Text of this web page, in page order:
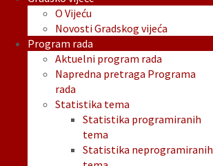
O Vijeću
Novosti Gradskog vijeća
Program rada
Aktuelni program rada
Napredna pretraga Programa
rada
Statistika tema
Statistika programiranih
tema
Statistika neprogramiranih